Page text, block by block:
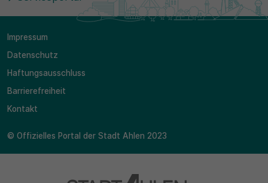
Impressum
Datenschutz
Haftungsausschluss
Barrierefreiheit
Kontakt
© Offizielles Portal der Stadt Ahlen 2023